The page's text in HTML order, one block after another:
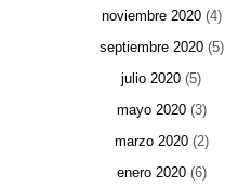
noviembre 2020(4)
septiembre 2020(5)
julio 2020 (5)
mayo 2020(3)
marzo 2020(2)
enero 2020(6)